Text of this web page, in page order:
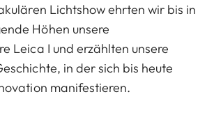
Lichtshow ehrten wir bis in
Höhen unsere
Leica I und erzählten unsere
in der sich bis heute
manifestieren.